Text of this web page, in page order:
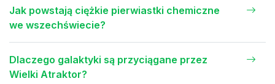
Jak powstają ciężkie pierwiastki chemiczne
we wszechświecie?
Dlaczego galaktyki są przyciągane przez
Wielki Atraktor?